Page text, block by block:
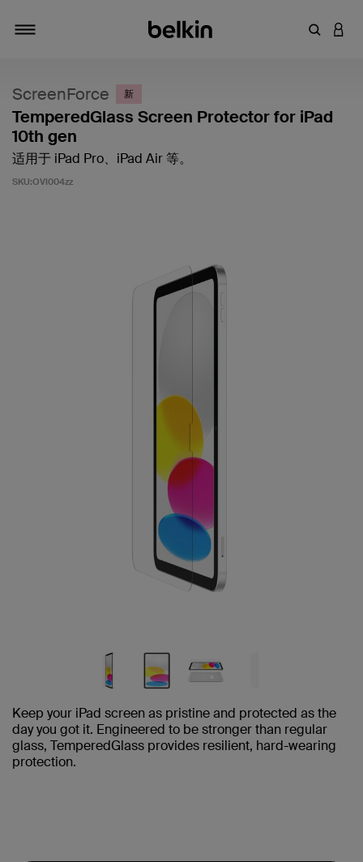
输入关键
登录
ScreenForce 新
TemperedGlass Screen Protector for iPad
10th gen
适用于 iPad Pro、iPad Air 等。
SKU:OVI004zz
Keep your iPad screen as pristine and protected as the
day you got it. Engineered to be stronger than regular
glass, TemperedGlass provides resilient, hard-wearing
protection.